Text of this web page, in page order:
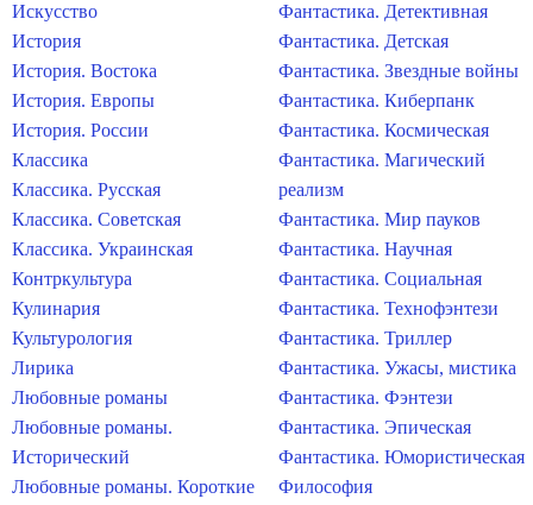
Искусство
История
История. Востока
История. Европы
История. России
Классика
Классика. Русская
Классика. Советская
Классика. Украинская
Контркультура
Кулинария
Культурология
Лирика
Любовные романы
Любовные романы.
Исторический
Любовные романы. Короткие
Фантастика. Детективная
Фантастика. Детская
Фантастика. Звездные войны
Фантастика. Киберпанк
Фантастика. Космическая
Фантастика. Магический
реализм
Фантастика. Мир пауков
Фантастика. Научная
Фантастика. Социальная
Фантастика. Технофэнтези
Фантастика. Триллер
Фантастика. Ужасы, мистика
Фантастика. Фэнтези
Фантастика. Эпическая
Фантастика. Юмористическая
Философия